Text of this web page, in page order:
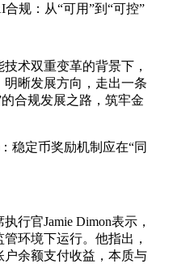
规：从“可用”到“可控”
术双重变革的背景下，
晰发展方向，走出一条
合规发展之路，筑牢金
稳定币奖励机制应在“同
行官Jamie Dimon表示，
环境下运行。他指出，
余额支付收益，本质与